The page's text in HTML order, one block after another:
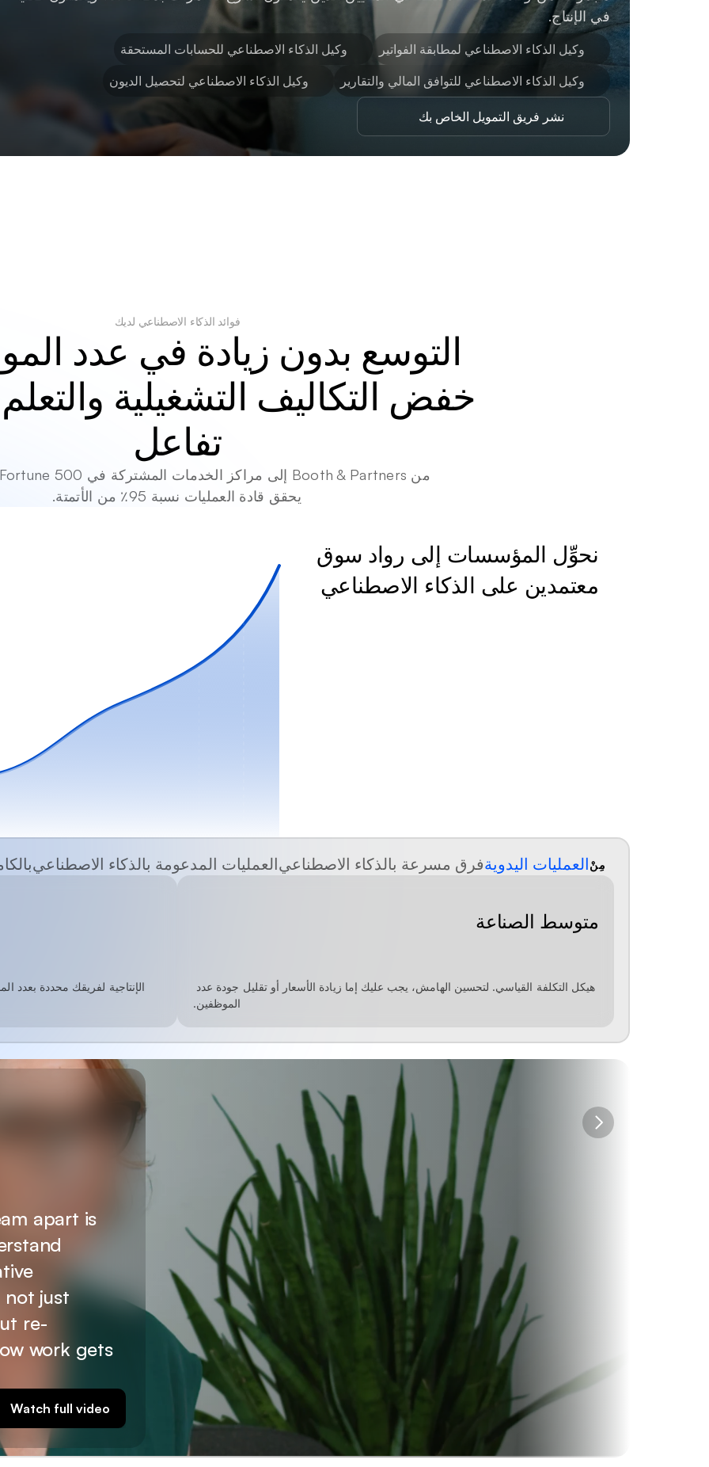
في الإنتاج.
وكيل الذكاء الاصطناعي لمطابقة الفواتير
وكيل الذكاء الاصطناعي للحسابات المستحقة
وكيل الذكاء الاصطناعي للتوافق المالي والتقارير
وكيل الذكاء الاصطناعي لتحصيل الديون
نشر فريق التمويل الخاص بك
فوائد الذكاء الاصطناعي لديك
تفاعل
يحقق قادة العمليات نسبة 95٪ من الأتمتة.
معتمدين على الذكاء الاصطناعي
مِنْالعمليات اليدويةفرق مسرعة بالذكاء الاصطناعيالعمليات المدعومة بالذكاء الاصطناعي
متوسط الصناعة
الموظفين.
apart is
not just
re-
work gets
Watch full video